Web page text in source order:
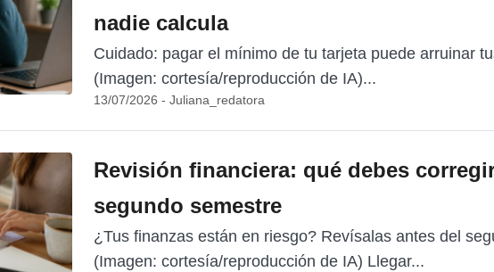
nadie calcula
Cuidado: pagar el mínimo de tu tarjeta puede arruinar
(Imagen: cortesía/reproducción de IA)...
13/07/2026 - Juliana_redatora
Revisión financiera: qué debes
segundo semestre
¿Tus finanzas están en riesgo? Revísalas antes del
(Imagen: cortesía/reproducción de IA) Llegar...